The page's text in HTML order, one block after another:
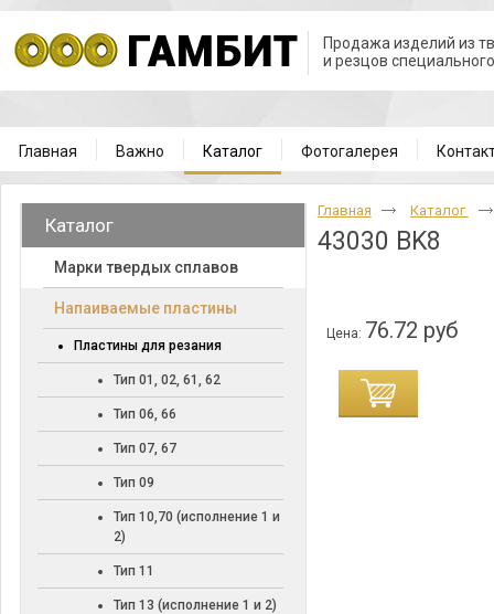
Продажа изделий из
и резцов
Главная Важно Каталог Фотогалерея
Каталог
Марки твердых сплавов
Напаиваемые пластины
Пластины для резания
Тип 01, 02, 61, 62
Тип 06, 66
Тип 07, 67
Тип 09
Тип 10,70 (исполнение 1 и
2)
Тип 11
Тип 13 (исполнение 1 и 2)
Главная Каталог
43030 BK8
Цена: 76.72 руб